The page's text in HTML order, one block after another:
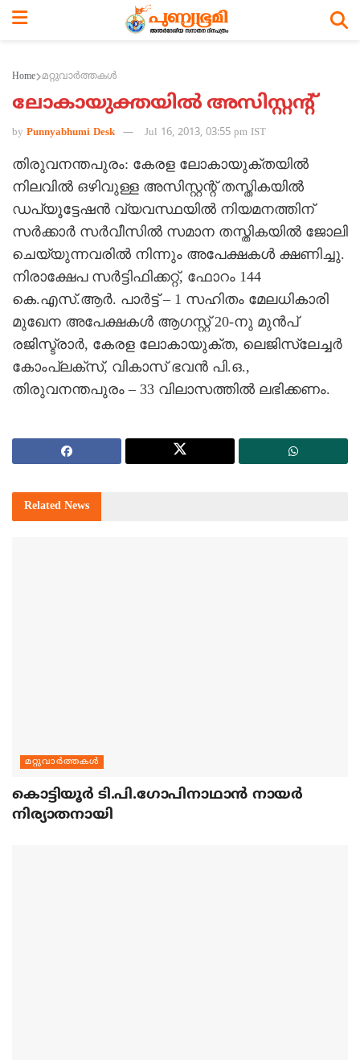
Home മറ്റുവാര്‍ത്തകള്‍
ലോകായുക്തയില്‍ അസിസ്റ്റന്റ്
by Punnyabhumi Desk Jul 16, 2013, 03:55 pm IST
തിരുവനന്തപുരം: കേരള ലോകായുക്തയില്‍
നിലവില്‍ ഒഴിവുള്ള അസിസ്റ്റന്റ് തസ്തികയില്‍
ഡപ്യൂട്ടേഷന്‍ വ്യവസ്ഥയില്‍ നിയമനത്തിന്
സര്‍ക്കാര്‍ സര്‍വീസില്‍ സമാന തസ്തികയില്‍ ജോലി
ചെയ്യുന്നവരില്‍ നിന്നും അപേക്ഷകള്‍ ക്ഷണിച്ചു.
നിരാക്ഷേപ സര്‍ട്ടിഫിക്കറ്റ്, ഫോറം 144
കെ.എസ്.ആര്‍. പാര്‍ട്ട് – 1 സഹിതം മേലധികാരി
മുഖേന അപേക്ഷകള്‍ ആഗസ്റ്റ് 20-നു മുന്‍പ്
രജിസ്ട്രാര്‍, കേരള ലോകായുക്ത, ലെജിസ്ലേച്ചര്‍
കോംപ്ലക്‌സ്, വികാസ് ഭവന്‍ പി.ഒ.,
തിരുവനന്തപുരം – 33 വിലാസത്തില്‍ ലഭിക്കണം.
Related News
മറ്റുവാര്‍ത്തകള്‍
കൊട്ടിയൂര്‍ ടി.പി.ഗോപിനാഥാന്‍ നായര്‍
നിര്യാതനായി